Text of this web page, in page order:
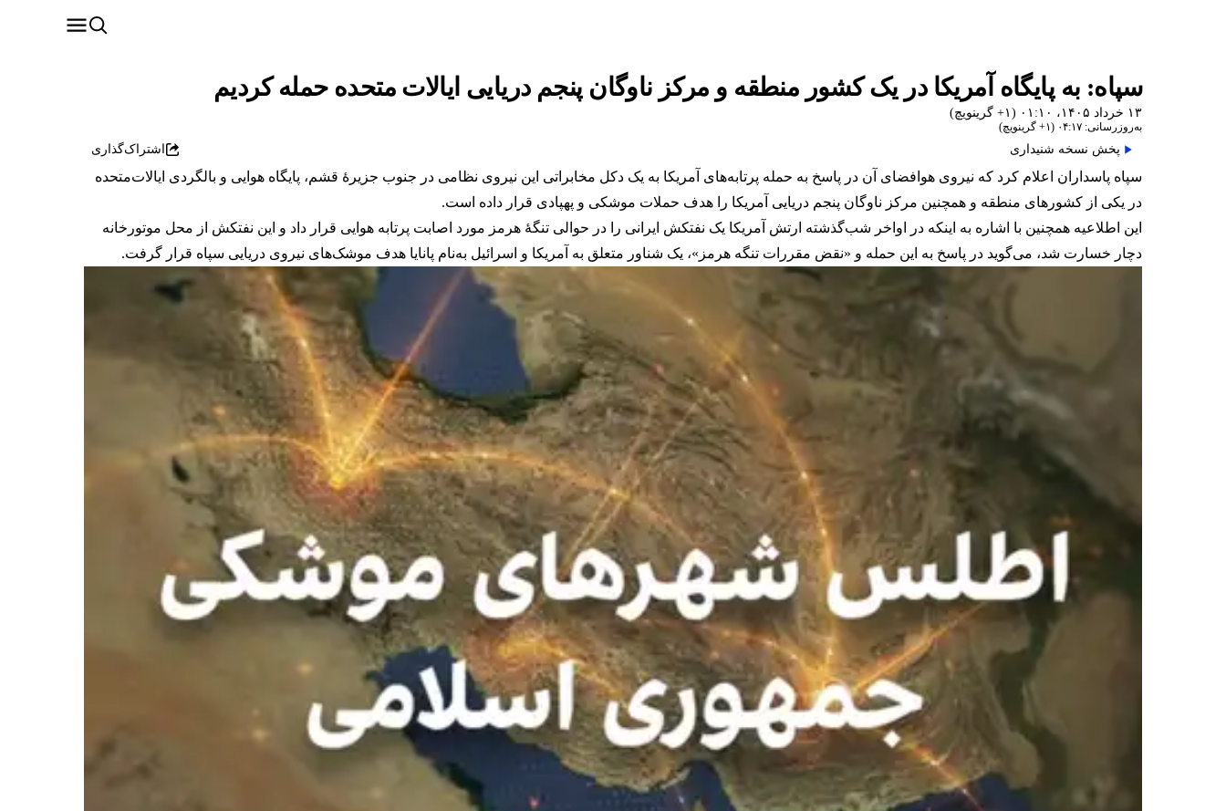
سپاه: به پایگاه آمریکا در یک کشور منطقه و مرکز ناوگان پنجم دریایی ایالات متحده حمله کردیم
۱۳ خرداد ۱۴۰۵، ۰۱:۱۰ (‎+۱ گرینویچ)
به‌روزرسانی: ۰۴:۱۷ (‎+۱ گرینویچ)
پخش نسخه شنیداری اشتراک‌گذاری
سپاه پاسداران اعلام کرد که نیروی هوا‌فضای آن در پاسخ به حمله‌ پرتابه‌های آمریکا به یک دکل مخابراتی این نیروی نظامی در جنوب جزیرۀ قشم، پایگاه هوایی و بالگردی ایالات‌متحده
در یکی از کشورهای منطقه و همچنین مرکز ناوگان پنجم دریایی آمریکا را هدف حملات موشکی و پهپادی قرار داده است.
این اطلاعیه همچنین با اشاره به اینکه در اواخر شب‌گذشته ارتش آمریکا یک نفتکش ایرانی را در حوالی تنگۀ هرمز مورد اصابت پرتابه هوایی قرار داد و این نفتکش از محل موتورخانه
دچار خسارت شد، می‌گوید در پاسخ به این حمله و «نقض مقررات تنگه هرمز»، یک شناور متعلق به آمریکا و اسرائیل به‌نام پانایا هدف موشک‌های نیروی دریایی سپاه قرار گرفت.